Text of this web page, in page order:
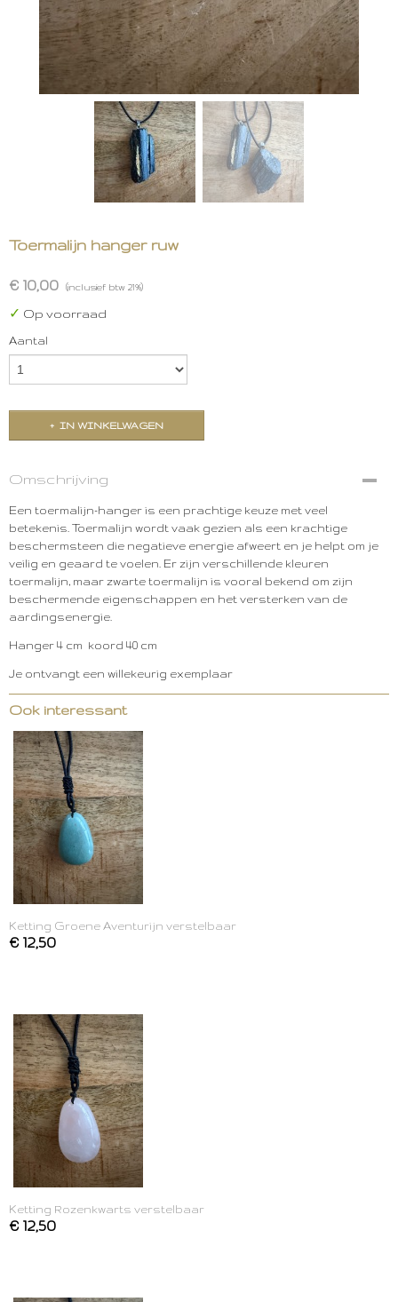
Toermalijn hanger ruw
€ 10,00 (inclusief btw 21%)
✓ Op voorraad
Aantal
IN WINKELWAGEN
Omschrijving
Een toermalijn-hanger is een prachtige keuze met veel
betekenis. Toermalijn wordt vaak gezien als een krachtige
beschermsteen die negatieve energie afweert en je helpt om je
veilig en geaard te voelen. Er zijn verschillende kleuren
toermalijn, maar zwarte toermalijn is vooral bekend om zijn
beschermende eigenschappen en het versterken van de
aardingsenergie.
Hanger 4 cm koord 40 cm
Je ontvangt een willekeurig exemplaar
Ook interessant
Ketting Groene Aventurijn verstelbaar
€ 12,50
Ketting Rozenkwarts verstelbaar
€ 12,50